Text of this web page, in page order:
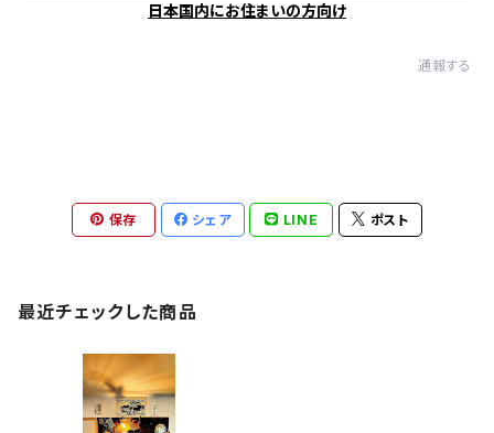
日本国内にお住まいの方向け
通報する
保存 シェア LINE ポスト
最近チェックした商品